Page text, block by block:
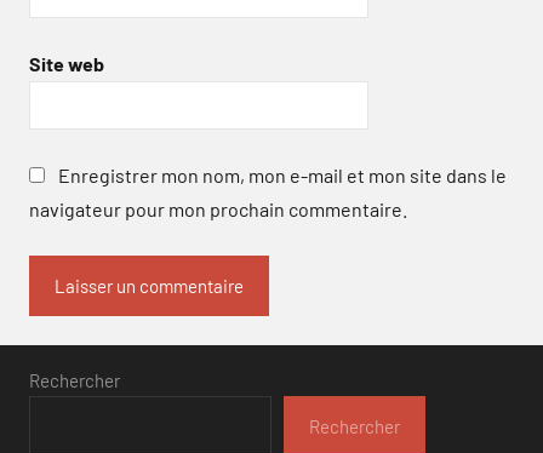
Site web
Enregistrer mon nom, mon e-mail et mon site dans le
navigateur pour mon prochain commentaire.
Rechercher
Rechercher